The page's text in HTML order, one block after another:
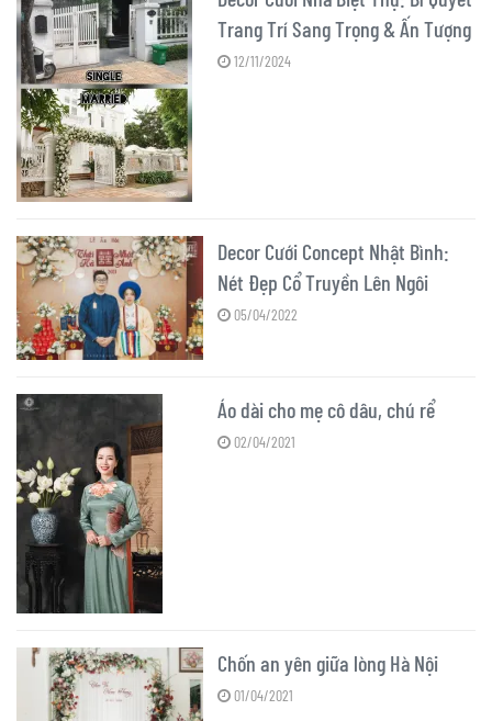
Trang Trí Sang Trọng & Ấn Tượng
12/11/2024
Decor Cưới Concept Nhật Bình:
Nét Đẹp Cổ Truyền Lên Ngôi
05/04/2022
Áo dài cho mẹ cô dâu, chú rể
02/04/2021
Chốn an yên giữa lòng Hà Nội
01/04/2021